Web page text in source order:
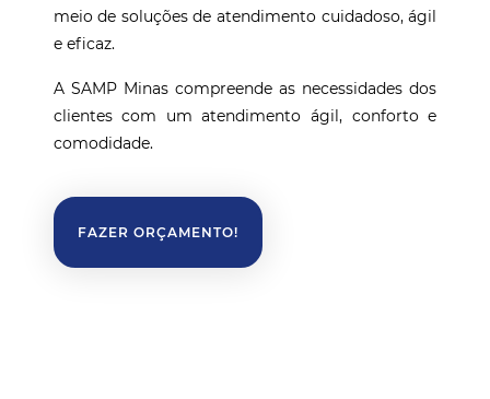
meio de soluções de atendimento cuidadoso, ágil
e eficaz.
A SAMP Minas compreende as necessidades dos
clientes com um atendimento ágil, conforto e
comodidade.
FAZER ORÇAMENTO!